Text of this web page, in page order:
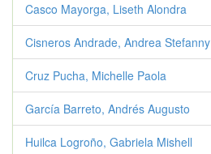
Casco Mayorga, Liseth Alondra
Cisneros Andrade, Andrea Stefanny
Cruz Pucha, Michelle Paola
García Barreto, Andrés Augusto
Huilca Logroño, Gabriela Mishell